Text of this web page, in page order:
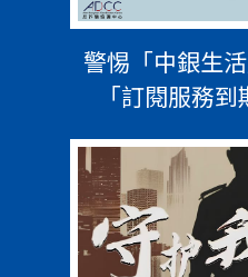
警惕「中銀生
「訂閱服務到